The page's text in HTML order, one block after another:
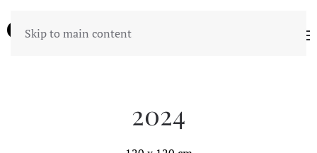
Skip to main content
2024